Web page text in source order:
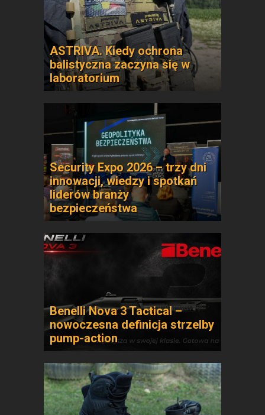
ASTRIVA. Kiedy ochrona
balistyczna zaczyna się w
laboratorium
Security Expo 2026 – trzy dni
innowacji, wiedzy i spotkań
liderów branży
bezpieczeństwa
Benelli Nova 3 Tactical –
nowoczesna definicja strzelby
pump-action